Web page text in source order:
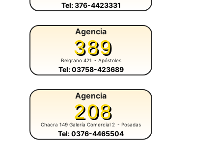
Tel: 376-4423331
Agencia
389
Belgrano 421 - Apóstoles
Tel: 03758-423689
Agencia
208
Chacra 149 Galería Comercial 2 - Posadas
Tel: 0376-4465504